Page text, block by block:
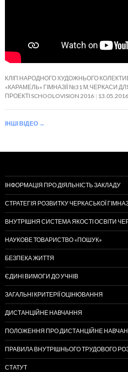
КЛІП НАРОДНОГО ХУДОЖНЬОГО
«КАРАМЕЛЬ» ГІМНАЗІЇ №31 М.ЧЕРКАСИ
ПРОЕКТІ SCHOOLOVISION 2016
13.05.2016
ІНШІ ВІДЕО →
ІНФОРМАЦІЯ ПРО ДІЯЛЬНІСТЬ ЗАКЛАДУ
СТРАТЕГІЯ РОЗВИТКУ ЧЕРКАСЬКОЇ
ВНУТРІШНЯ СИСТЕМА ЯКОСТІ ОСВІТИ
НАУКОВЕ ТОВАРИСТВО «ПОШУК»
БЕЗПЕКА ЖИТТЯ
ЄДИНІ ВИМОГИ ДО УЧНІВ
ЗАГАЛЬНІ КРИТЕРІЇ ОЦІНЮВАННЯ
ДИСТАНЦІЙНЕ НАВЧАННЯ
ПОЛОЖЕННЯ ПРО ДИСТАНЦІЙНЕ
ПРАВИЛА ВНУТРІШНЬОГО ТРУДОВОГО
СТАТУТ